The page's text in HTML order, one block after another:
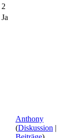
2
Ja
Anthony
(Diskussion |